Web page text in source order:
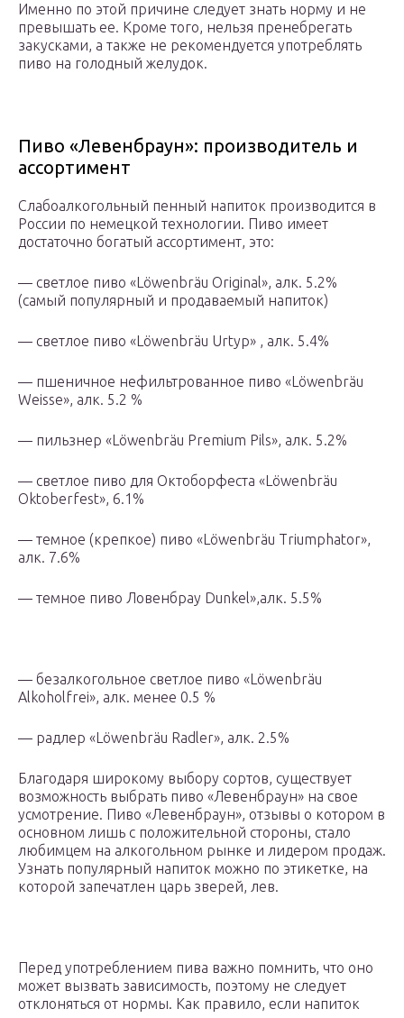
Именно по этой причине следует знать норму и не
превышать ее. Кроме того, нельзя пренебрегать
закусками, а также не рекомендуется употреблять
пиво на голодный желудок.
Пиво «Левенбраун»: производитель и
ассортимент
Слабоалкогольный пенный напиток производится в
России по немецкой технологии. Пиво имеет
достаточно богатый ассортимент, это:
— светлое пиво «Löwenbräu Original», алк. 5.2%
(самый популярный и продаваемый напиток)
— светлое пиво «Löwenbräu Urtyp» , алк. 5.4%
— пшеничное нефильтрованное пиво «Löwenbräu
Weisse», алк. 5.2 %
— пильзнер «Löwenbräu Premium Pils», алк. 5.2%
— светлое пиво для Октоборфеста «Löwenbräu
Oktoberfest», 6.1%
— темное (крепкое) пиво «Löwenbräu Triumphator»,
алк. 7.6%
— темное пиво Ловенбрау Dunkel»,алк. 5.5%
— безалкогольное светлое пиво «Löwenbräu
Alkoholfrei», алк. менее 0.5 %
— радлер «Löwenbräu Radler», алк. 2.5%
Благодаря широкому выбору сортов, существует
возможность выбрать пиво «Левенбраун» на свое
усмотрение. Пиво «Левенбраун», отзывы о котором в
основном лишь с положительной стороны, стало
любимцем на алкогольном рынке и лидером продаж.
Узнать популярный напиток можно по этикетке, на
которой запечатлен царь зверей, лев.
Перед употреблением пива важно помнить, что оно
может вызвать зависимость, поэтому не следует
отклоняться от нормы. Как правило, если напиток